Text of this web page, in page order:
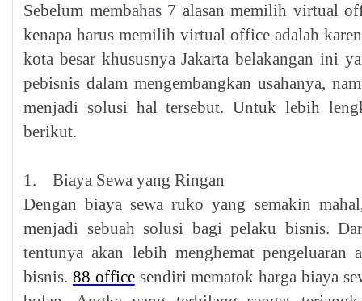
Sebelum membahas 7 alasan memilih virtual
kenapa harus memilih virtual office adalah
kota besar khususnya Jakarta belakangan ini
pebisnis dalam mengembangkan usahanya,
menjadi solusi hal tersebut. Untuk lebih
berikut.
1. Biaya Sewa yang Ringan
Dengan biaya sewa ruko yang semakin
menjadi sebuah solusi bagi pelaku bisnis.
tentunya akan lebih menghemat pengeluaran
bisnis. 88 officesendiri mematok harga biaya